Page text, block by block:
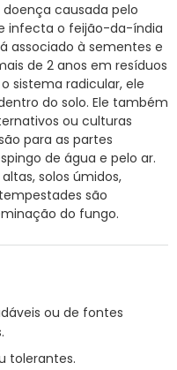
causada pelo
infecta o feijão-da-índia
associado à sementes e
de 2 anos em resíduos
sistema radicular, ele
do solo. Ele também
ou culturas
para as partes
de água e pelo ar.
solos úmidos,
são
do fungo.
ou de fontes
tolerantes.